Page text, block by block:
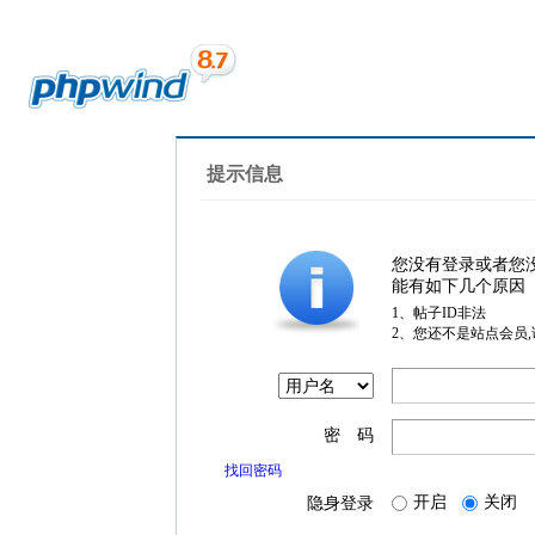
提示信息
您没有登录或者您
能有如下几个原因
1、帖子ID非法
2、您还不是站点会员
密 码
找回密码
隐身登录 开启 关闭